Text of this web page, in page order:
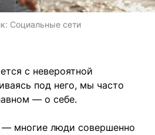
Социальные сети
с невероятной
под него, мы часто
— о себе.
— многие люди совершенно